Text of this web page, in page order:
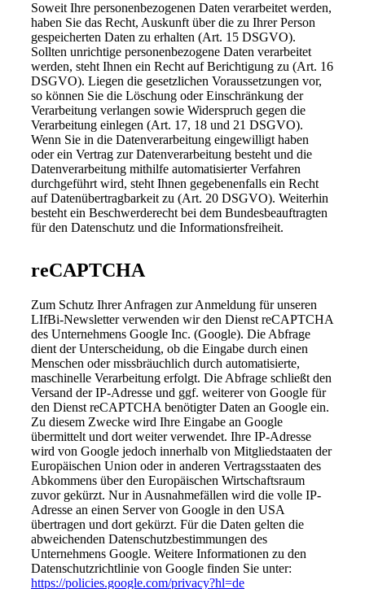
Soweit Ihre personenbezogenen Daten verarbeitet werden,
haben Sie das Recht, Auskunft über die zu Ihrer Person
gespeicherten Daten zu erhalten (Art. 15 DSGVO).
Sollten unrichtige personenbezogene Daten verarbeitet
werden, steht Ihnen ein Recht auf Berichtigung zu (Art. 16
DSGVO). Liegen die gesetzlichen Voraussetzungen vor,
so können Sie die Löschung oder Einschränkung der
Verarbeitung verlangen sowie Widerspruch gegen die
Verarbeitung einlegen (Art. 17, 18 und 21 DSGVO).
Wenn Sie in die Datenverarbeitung eingewilligt haben
oder ein Vertrag zur Datenverarbeitung besteht und die
Datenverarbeitung mithilfe automatisierter Verfahren
durchgeführt wird, steht Ihnen gegebenenfalls ein Recht
auf Datenübertragbarkeit zu (Art. 20 DSGVO). Weiterhin
besteht ein Beschwerderecht bei dem Bundesbeauftragten
für den Datenschutz und die Informationsfreiheit.
reCAPTCHA
Zum Schutz Ihrer Anfragen zur Anmeldung für unseren
LIfBi-Newsletter verwenden wir den Dienst reCAPTCHA
des Unternehmens Google Inc. (Google). Die Abfrage
dient der Unterscheidung, ob die Eingabe durch einen
Menschen oder missbräuchlich durch automatisierte,
maschinelle Verarbeitung erfolgt. Die Abfrage schließt den
Versand der IP-Adresse und ggf. weiterer von Google für
den Dienst reCAPTCHA benötigter Daten an Google ein.
Zu diesem Zwecke wird Ihre Eingabe an Google
übermittelt und dort weiter verwendet. Ihre IP-Adresse
wird von Google jedoch innerhalb von Mitgliedstaaten der
Europäischen Union oder in anderen Vertragsstaaten des
Abkommens über den Europäischen Wirtschaftsraum
zuvor gekürzt. Nur in Ausnahmefällen wird die volle IP-
Adresse an einen Server von Google in den USA
übertragen und dort gekürzt. Für die Daten gelten die
abweichenden Datenschutzbestimmungen des
Unternehmens Google. Weitere Informationen zu den
Datenschutzrichtlinie von Google finden Sie unter:
https://policies.google.com/privacy?hl=de